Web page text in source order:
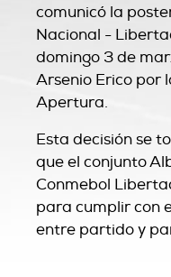
comunicó la
Nacional -
domingo 3 de
Arsenio Erico por
Apertura.
Esta decisión se
que el conjunto
Conmebol
para cumplir con
entre partido y